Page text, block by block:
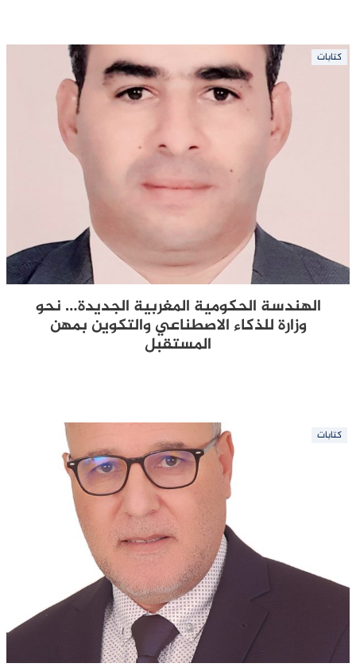
كتابات
الهندسة الحكومية المغربية الجديدة… نحو
وزارة للذكاء الاصطناعي والتكوين بمهن
المستقبل
كتابات